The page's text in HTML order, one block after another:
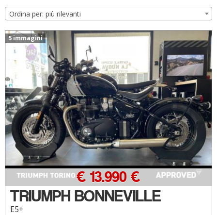
Ordina per: più rilevanti
5 immagini
TRIUMPH BONNEVILLE
E5+
€ 13.990 €